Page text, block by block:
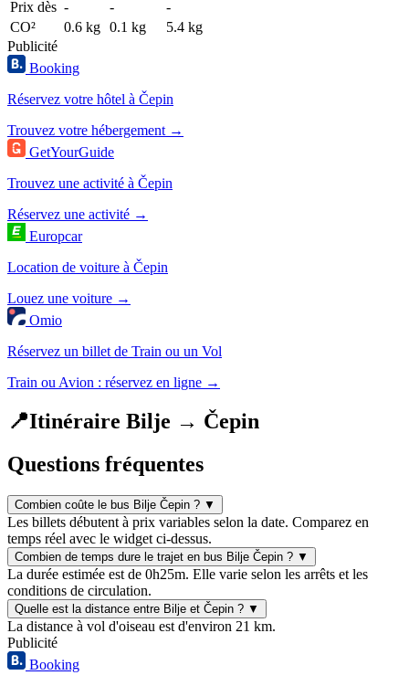
Prix dès - -
-
CO²
0.6 kg 0.1 kg
5.4 kg
Publicité
Booking
Réservez votre hôtel à Čepin
Trouvez votre hébergement →
GetYourGuide
Trouvez une activité à Čepin
Réservez une activité →
Europcar
Location de voiture à Čepin
Louez une voiture →
Omio
Réservez un billet de Train ou un Vol
Train ou Avion : réservez en ligne →
📍Itinéraire Bilje → Čepin
Questions fréquentes
Combien coûte le bus Bilje Čepin ? ▼
Les billets débutent à prix variables selon la date. Comparez en
temps réel avec le widget ci-dessus.
Combien de temps dure le trajet en bus Bilje Čepin ? ▼
La durée estimée est de 0h25m. Elle varie selon les arrêts et les
conditions de circulation.
Quelle est la distance entre Bilje et Čepin ? ▼
La distance à vol d'oiseau est d'environ 21 km.
Publicité
Booking